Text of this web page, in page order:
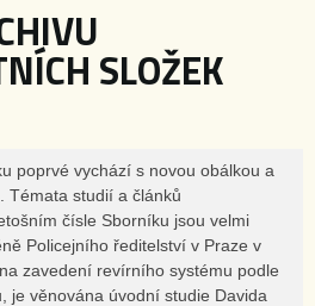
SLOŽEK
poprvé vychází s novou obálkou a
Témata studií a článků
čísle Sborníku jsou velmi
Policejního ředitelství v Praze v
zavedení revírního systému podle
je věnována úvodní studie Davida